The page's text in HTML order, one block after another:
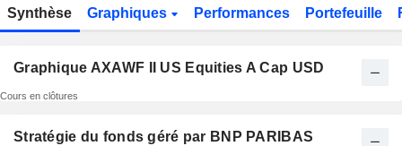
Synthèse Graphiques Performances Portefeuille
Graphique AXAWF II US Equities A Cap USD
Cours en clôtures
Stratégie du fonds géré par BNP PARIBAS